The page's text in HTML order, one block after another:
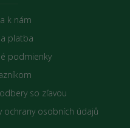
k nám
platba
podmienky
so zľavou
ochrany osobních údajů